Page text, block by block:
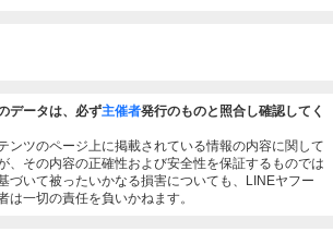
データは、必ず主催者発行のものと照合し確認してく
ンツのページ上に掲載されている情報の内容に関して
、その内容の正確性および安全性を保証するものでは
づいて被ったいかなる損害についても、LINEヤフー
は一切の責任を負いかねます。